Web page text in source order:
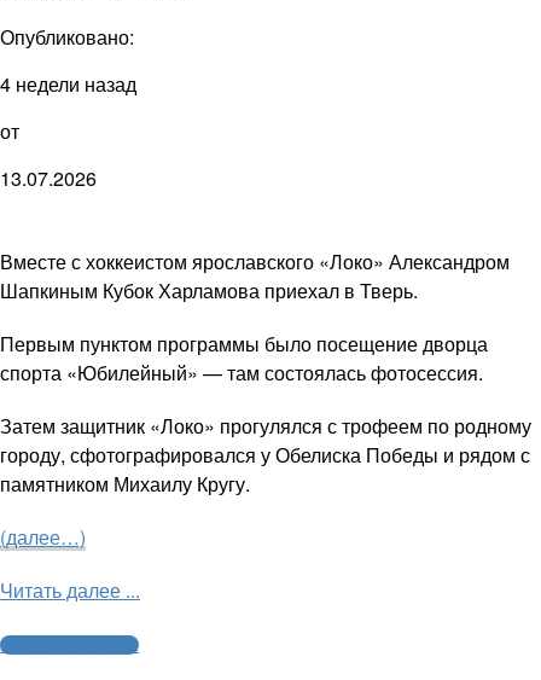
Опубликовано:
4 недели назад
от
13.07.2026
Вместе с хоккеистом ярославского «Локо» Александром
Шапкиным Кубок Харламова приехал в Тверь.
Первым пунктом программы было посещение дворца
спорта «Юбилейный» — там состоялась фотосессия.
Затем защитник «Локо» прогулялся с трофеем по родному
городу, сфотографировался у Обелиска Победы и рядом с
памятником Михаилу Кругу.
(далее…)
Читать далее ...
Молодежный хоккей